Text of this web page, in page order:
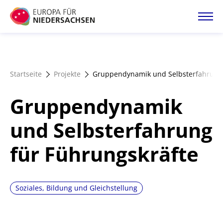
Direkt
zum
Förderangebote
Magazin
Startseite Projekte Gruppendynamik und
Gruppendynamik
und Selbsterfahrung
für Führungskräfte
Soziales, Bildung und Gleichstellung